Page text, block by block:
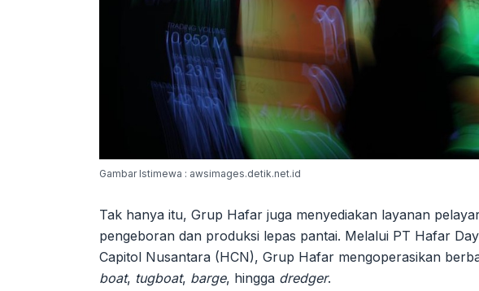
Gambar Istimewa : awsimages.detik.net.id
Tak hanya itu, Grup Hafar juga menyediakan layanan
pengeboran dan produksi lepas pantai. Melalui PT Hafar
Capitol Nusantara (HCN), Grup Hafar mengoperasikan
boat, tugboat, barge, hingga dredger.